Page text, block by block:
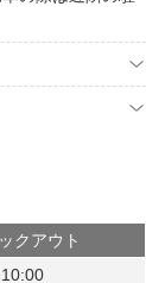
クアウト
10:00